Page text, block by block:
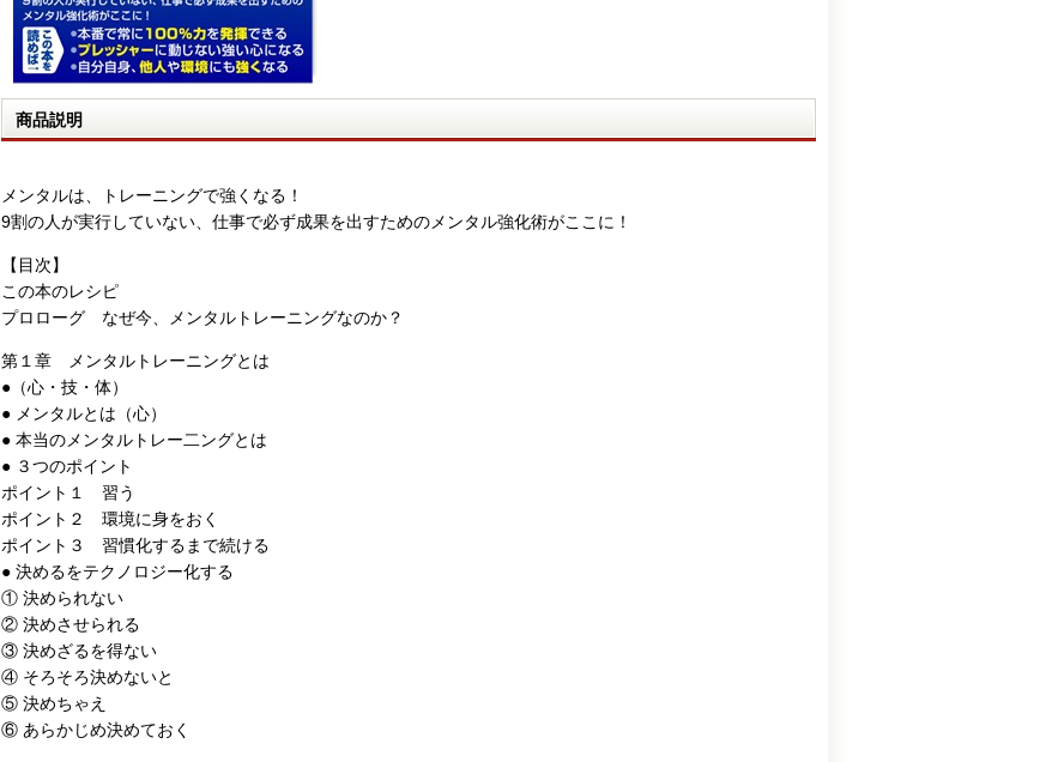
商品説明
メンタルは、トレーニングで強くなる！
9割の人が実行していない、仕事で必ず成果を出すためのメンタル強化術がここに！
【目次】
この本のレシピ
プロローグ なぜ今、メンタルトレーニングなのか？
第１章 メンタルトレーニングとは
●（心・技・体）
● メンタルとは（心）
● 本当のメンタルトレー二ングとは
● ３つのポイント
ポイント１ 習う
ポイント２ 環境に身をおく
ポイント３ 習慣化するまで続ける
● 決めるをテクノロジー化する
① 決められない
② 決めさせられる
③ 決めざるを得ない
④ そろそろ決めないと
⑤ 決めちゃえ
⑥ あらかじめ決めておく